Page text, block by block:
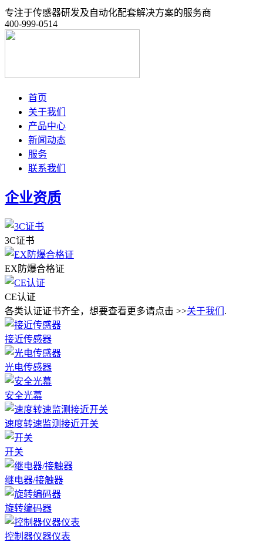
专注于传感器研发及自动化配套解决方案的服务商
400-999-0514
首页
关于我们
产品中心
新闻动态
服务
联系我们
企业资质
3C证书
EX防爆合格证
CE认证
各类认证证书齐全，想要查看更多请点击 >>关于我们 .
接近传感器
光电传感器
安全光幕
速度转速监测接近开关
开关
继电器/接触器
旋转编码器
控制器仪器仪表